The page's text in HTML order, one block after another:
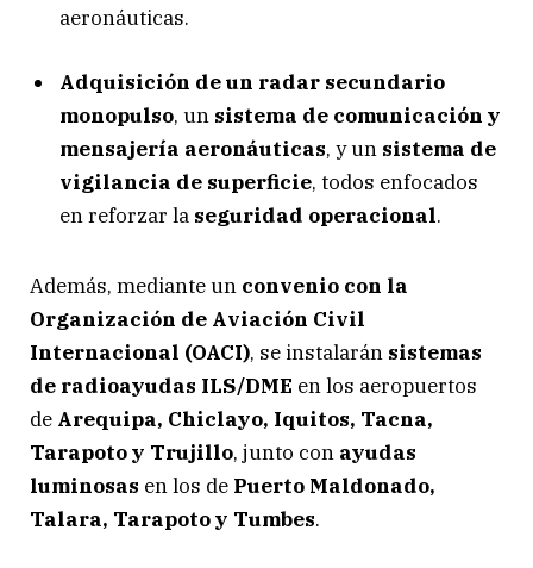
aeronáuticas.
Adquisición de un radar secundario
monopulso, un sistema de comunicación y
mensajería aeronáuticas, y un sistema de
vigilancia de superficie, todos enfocados
en reforzar la seguridad operacional.
Además, mediante un convenio con la
Organización de Aviación Civil
Internacional (OACI), se instalarán sistemas
de radioayudas ILS/DME en los aeropuertos
de Arequipa, Chiclayo, Iquitos, Tacna,
Tarapoto y Trujillo, junto con ayudas
luminosas en los de Puerto Maldonado,
Talara, Tarapoto y Tumbes.